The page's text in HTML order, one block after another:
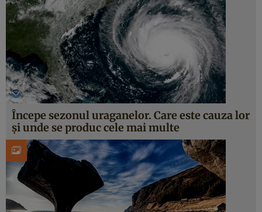
Începe sezonul uraganelor. Care este cauza lor
și unde se produc cele mai multe